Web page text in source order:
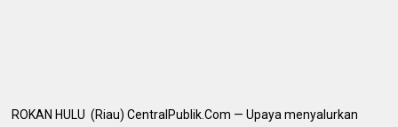
ROKAN HULU (Riau) CentralPublik.Com — Upaya menyalurkan